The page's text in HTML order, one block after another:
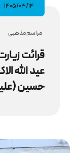
۱۴۰۵/۰۳/۱۴
مراسم مذهبى
قرائت
عید الله‌
حسین